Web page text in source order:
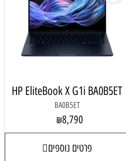
HP EliteBook X G1i BA0B5ET
BA0B5ET
₪8,790
פרטים נוספים